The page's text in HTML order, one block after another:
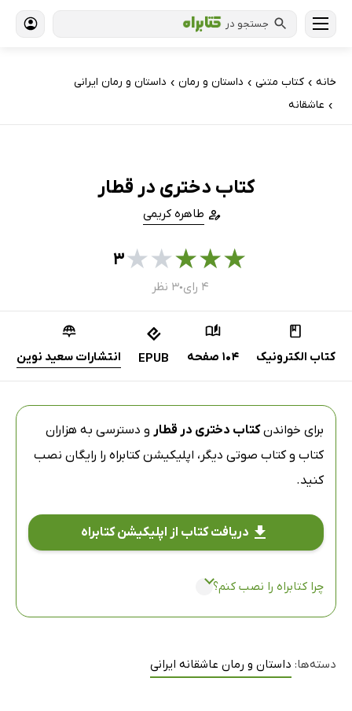
جستجو در
خانه › کتاب‌ متنی › داستان و رمان › داستان و رمان ایرانی
› عاشقانه
کتاب دختری در قطار
طاهره کریمی
★
★
★
★
★۳
۴ رای ●۳ نظر
کتاب الکترونیک 104 صفحه EPUB انتشارات سعید نوین
برای خواندنکتاب دختری در قطار و دسترسی به هزاران
کتاب و کتاب صوتی دیگر، اپلیکیشن کتابراه را رایگان نصب
کنید.
دریافت کتاب از اپلیکیشن کتابراه
چرا کتابراه را نصب کنم؟
دسته‌ها: داستان و رمان عاشقانه ایرانی